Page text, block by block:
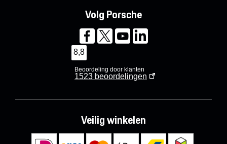
Volg Porsche
8,8
Beoordeling door klanten
1523 beoordelingen
Veilig winkelen